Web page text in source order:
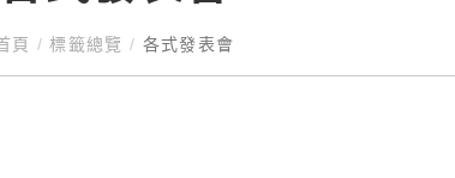
頁 / 標籤總覽/ 各式發表會